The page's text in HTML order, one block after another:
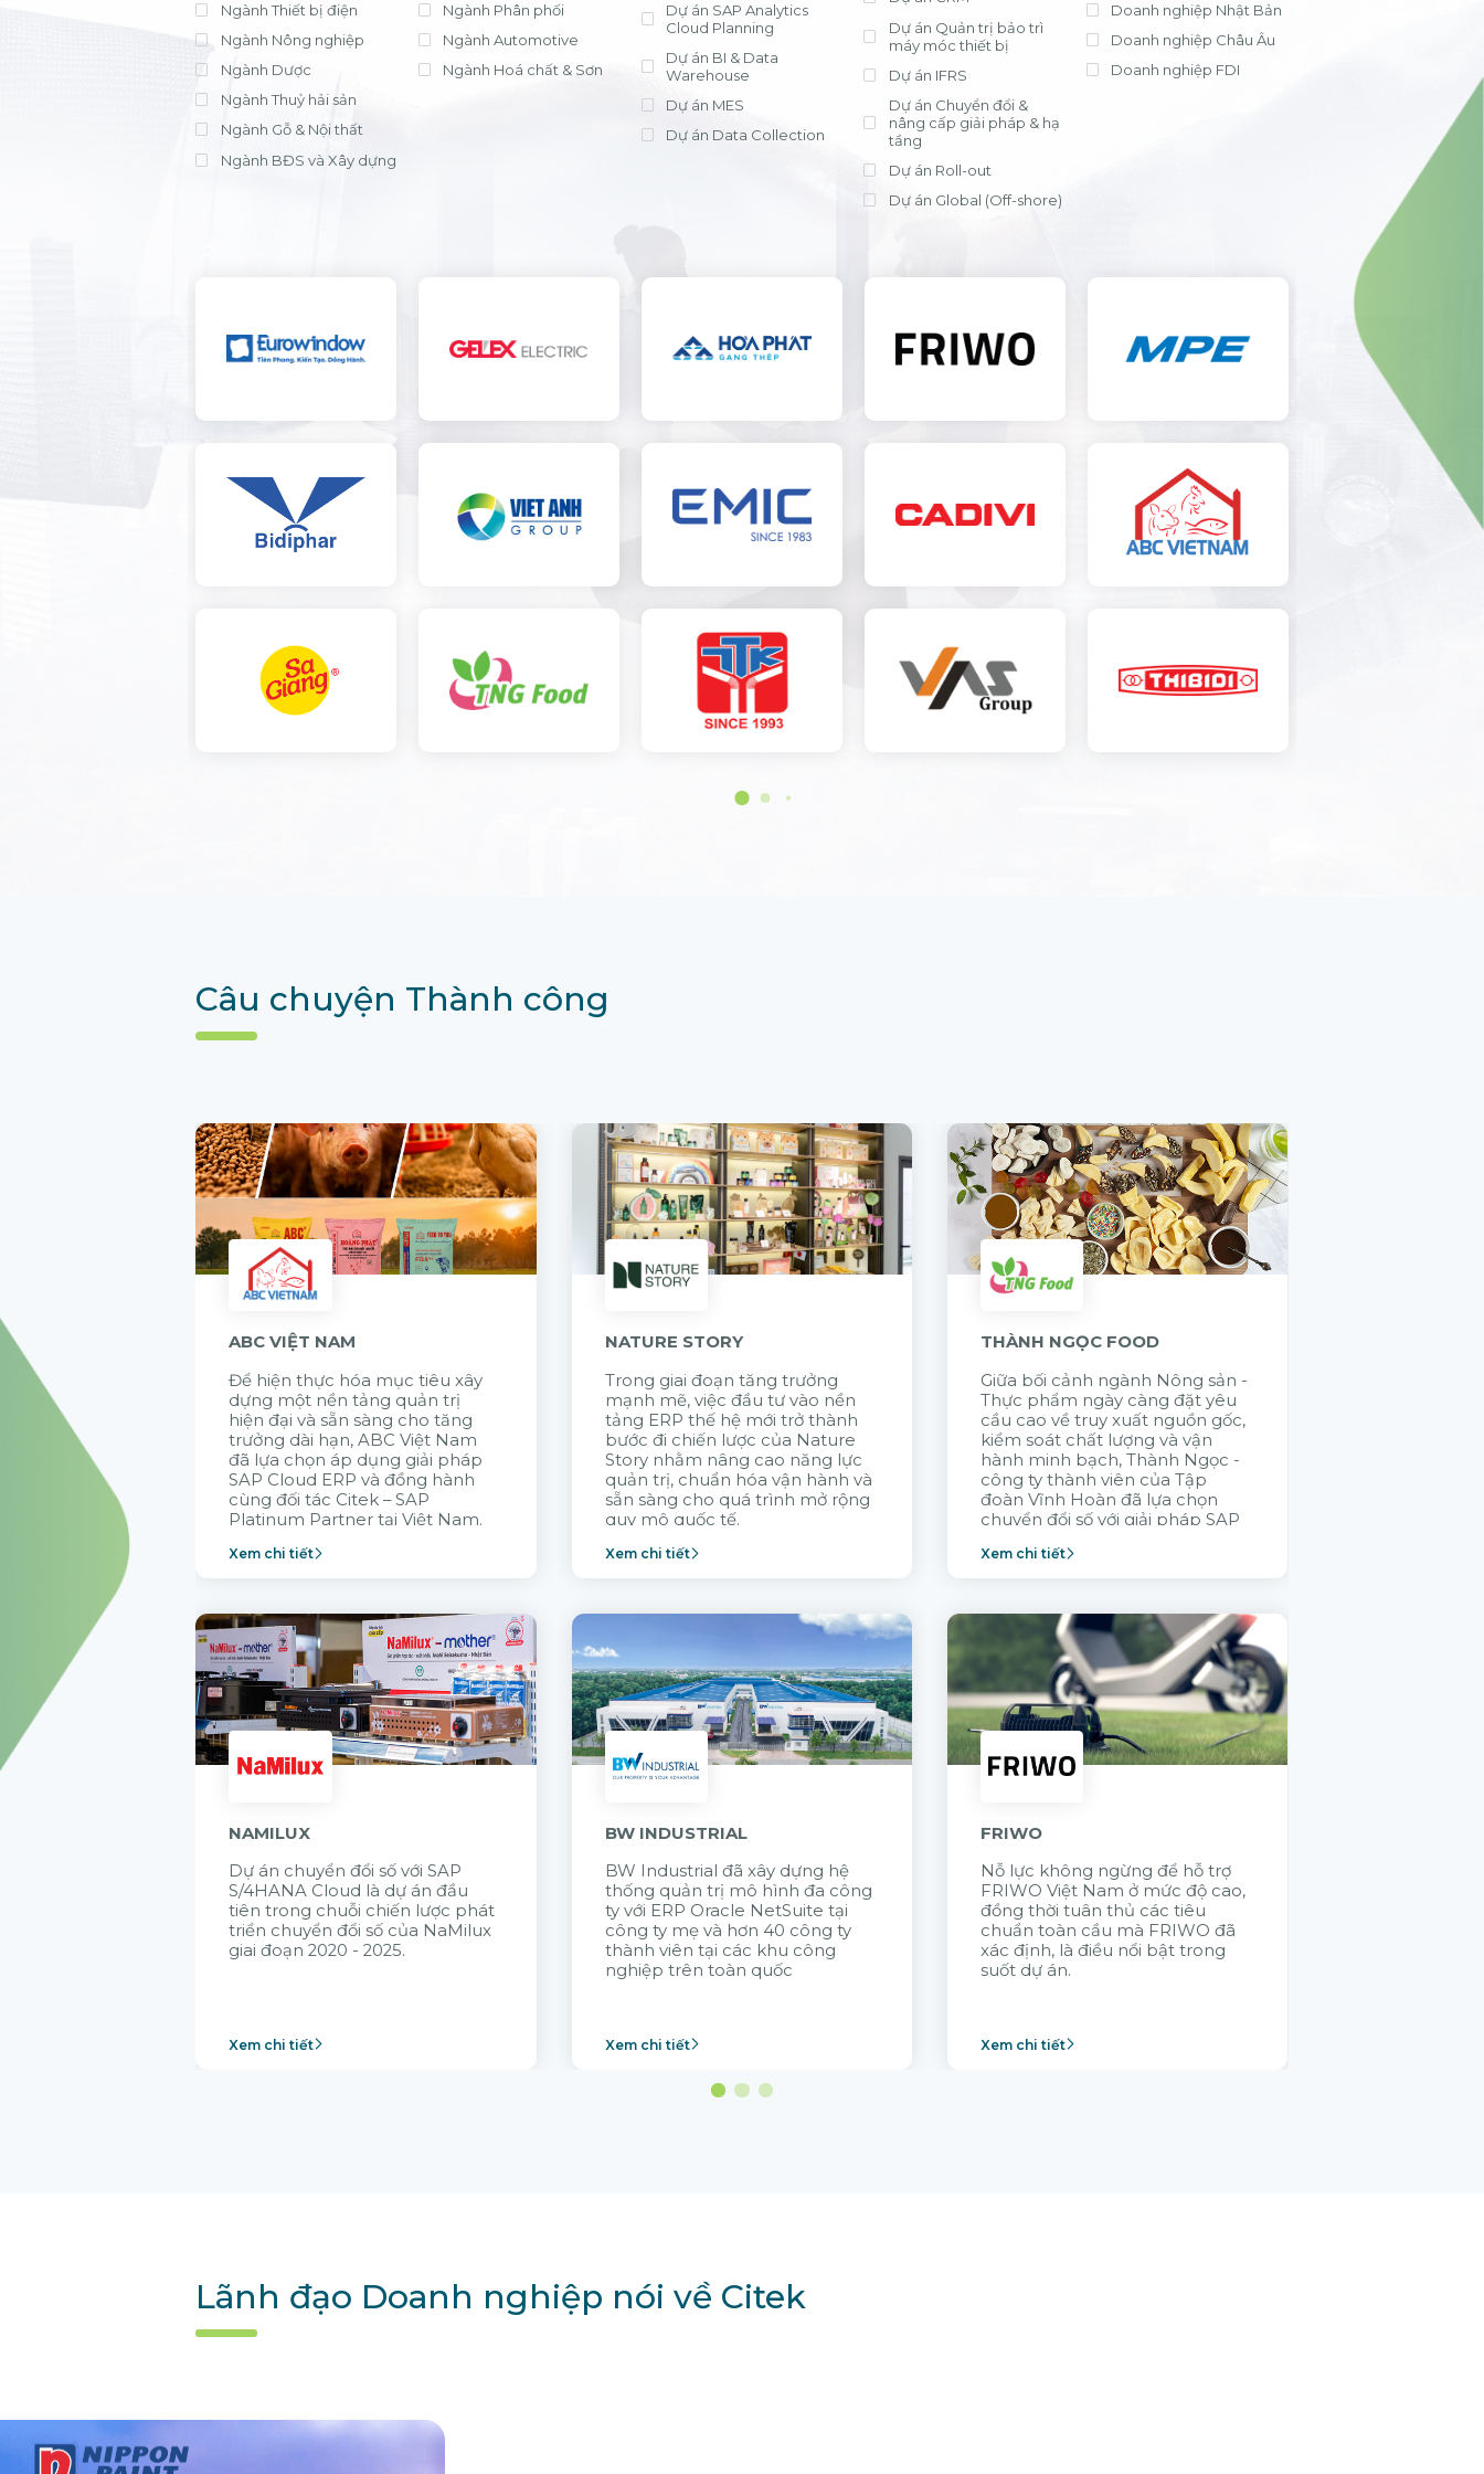
Ngành Thiết bị điện
Ngành Nông nghiệp
Ngành Dược
Ngành Thuỷ hải sản
Ngành Gỗ & Nội thất
Ngành BĐS và Xây dựng
Ngành Phân phối
Ngành Automotive
Ngành Hoá chất & Sơn
Dự án SAP Analytics
Cloud Planning
Dự án BI & Data
Warehouse
Dự án MES
Dự án Data Collection
Dự án Quản trị bảo trì
máy móc thiết bị
Dự án IFRS
Dự án Chuyển đổi &
nâng cấp giải pháp & hạ
tầng
Dự án Roll-out
Dự án Global (Off-shore)
Doanh nghiệp Nhật Bản
Doanh nghiệp Châu Âu
Doanh nghiệp FDI
Câu chuyện Thành công
ABC VIỆT NAM
Để hiện thực hóa mục tiêu xây
dựng một nền tảng quản trị
hiện đại và sẵn sàng cho tăng
trưởng dài hạn, ABC Việt Nam
đã lựa chọn áp dụng giải pháp
SAP Cloud ERP và đồng hành
cùng đối tác Citek – SAP
Platinum Partner tại Việt Nam.
Xem chi tiết
NATURE STORY
Trong giai đoạn tăng trưởng
mạnh mẽ, việc đầu tư vào nền
tảng ERP thế hệ mới trở thành
bước đi chiến lược của Nature
Story nhằm nâng cao năng lực
quản trị, chuẩn hóa vận hành và
sẵn sàng cho quá trình mở rộng
quy mô quốc tế.
Xem chi tiết
THÀNH NGỌC FOOD
Giữa bối cảnh ngành Nông sản -
Thực phẩm ngày càng đặt yêu
cầu cao về truy xuất nguồn gốc,
kiểm soát chất lượng và vận
hành minh bạch, Thành Ngọc -
công ty thành viên của Tập
đoàn Vĩnh Hoàn đã lựa chọn
chuyển đổi số với giải pháp SAP
năng lực vận hành bền vững.
Xem chi tiết
NAMILUX
Dự án chuyển đổi số với SAP
S/4HANA Cloud là dự án đầu
tiên trong chuỗi chiến lược phát
triển chuyển đổi số của NaMilux
giai đoạn 2020 - 2025.
Xem chi tiết
BW INDUSTRIAL
BW Industrial đã xây dựng hệ
thống quản trị mô hình đa công
ty với ERP Oracle NetSuite tại
công ty mẹ và hơn 40 công ty
thành viên tại các khu công
nghiệp trên toàn quốc
Xem chi tiết
FRIWO
Nỗ lực không ngừng để hỗ trợ
FRIWO Việt Nam ở mức độ cao,
đồng thời tuân thủ các tiêu
chuẩn toàn cầu mà FRIWO đã
xác định, là điều nổi bật trong
suốt dự án.
Xem chi tiết
Lãnh đạo Doanh nghiệp nói về Citek